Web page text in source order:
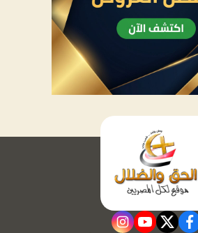
facebook
twitter
youtube
instagram